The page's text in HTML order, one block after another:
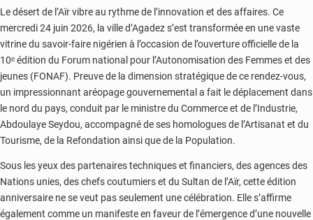
Le désert de l’Aïr vibre au rythme de l’innovation et des affaires. Ce
mercredi 24 juin 2026, la ville d’Agadez s’est transformée en une vaste
vitrine du savoir-faire nigérien à l’occasion de l’ouverture officielle de la
10ᵉ édition du Forum national pour l’Autonomisation des Femmes et des
jeunes (FONAF). Preuve de la dimension stratégique de ce rendez-vous,
un impressionnant aréopage gouvernemental a fait le déplacement dans
le nord du pays, conduit par le ministre du Commerce et de l’Industrie,
Abdoulaye Seydou, accompagné de ses homologues de l’Artisanat et du
Tourisme, de la Refondation ainsi que de la Population.
Sous les yeux des partenaires techniques et financiers, des agences des
Nations unies, des chefs coutumiers et du Sultan de l’Aïr, cette édition
anniversaire ne se veut pas seulement une célébration. Elle s’affirme
également comme un manifeste en faveur de l’émergence d’une nouvelle